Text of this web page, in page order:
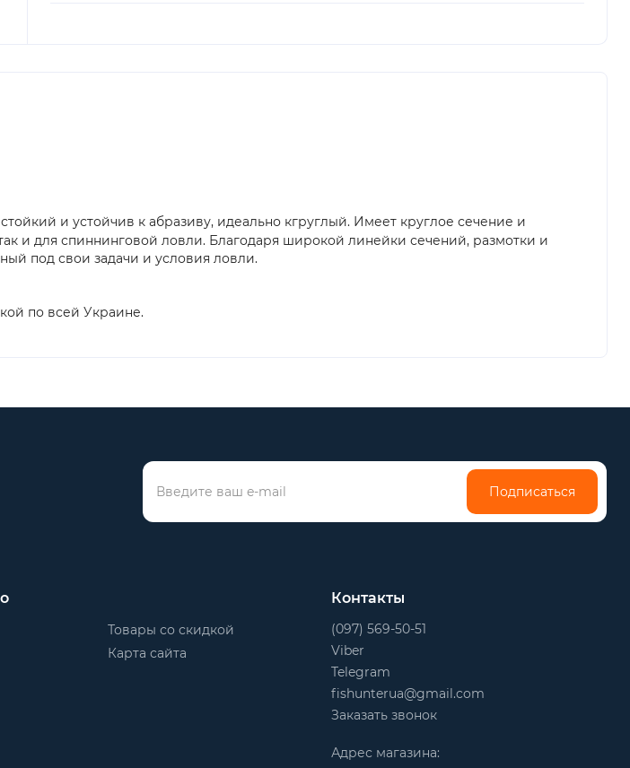
и устойчив к абразиву, идеально кгруглый. Имеет круглое сечение и
и для спиннинговой ловли. Благодаря широкой линейки сечений, размотки и
под свои задачи и условия ловли.
по всей Украине.
Подписаться
Товары со скидкой
Карта сайта
Контакты
(097) 569-50-51
Viber
Telegram
fishunterua@gmail.com
Заказать звонок
Адрес магазина: